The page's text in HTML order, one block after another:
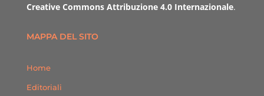
Creative Commons Attribuzione 4.0 Internazionale.
MAPPA DEL SITO
Home
Editoriali